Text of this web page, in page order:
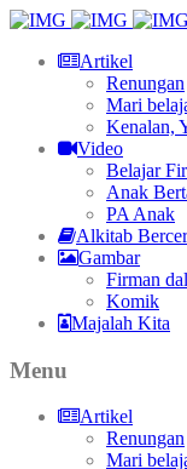
Artikel
Renungan
Mari
Kenalan,
Video
Belajar
Anak
PA Anak
Alkitab
Gambar
Firman
Komik
Majalah Kita
Menu
Artikel
Renungan
Mari